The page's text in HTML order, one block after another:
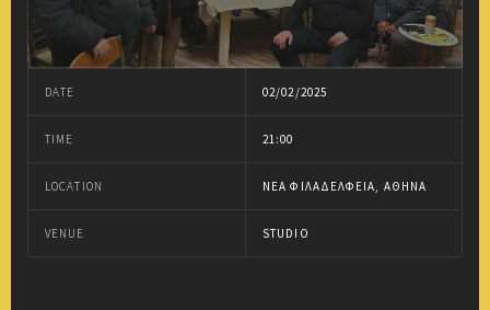
DATE 02/02/2025
TIME 21:00
LOCATION ΝΈΑ ΦΙΛΑΔΈΛΦΕΙΑ, ΑΘΉΝΑ
VENUE STUDIO